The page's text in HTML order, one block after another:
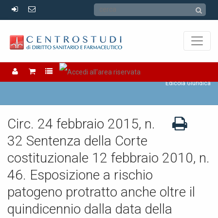
Edicola Giuridica
Edicola Giuridica
Circ. 24 febbraio 2015, n.
32 Sentenza della Corte
costituzionale 12 febbraio 2010, n.
46. Esposizione a rischio
patogeno protratto anche oltre il
quindicennio dalla data della